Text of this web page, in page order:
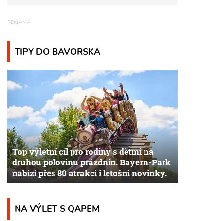
TIPY DO BAVORSKA
Top výletní cíl pro rodiny s dětmi na
druhou polovinu prázdnin. Bayern-Park
nabízí přes 80 atrakcí i letošní novinky.
NA VÝLET S QAPEM